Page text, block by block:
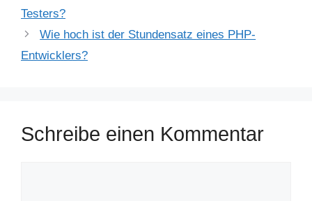
Testers?
Wie hoch ist der Stundensatz eines PHP-
Entwicklers?
Schreibe einen Kommentar